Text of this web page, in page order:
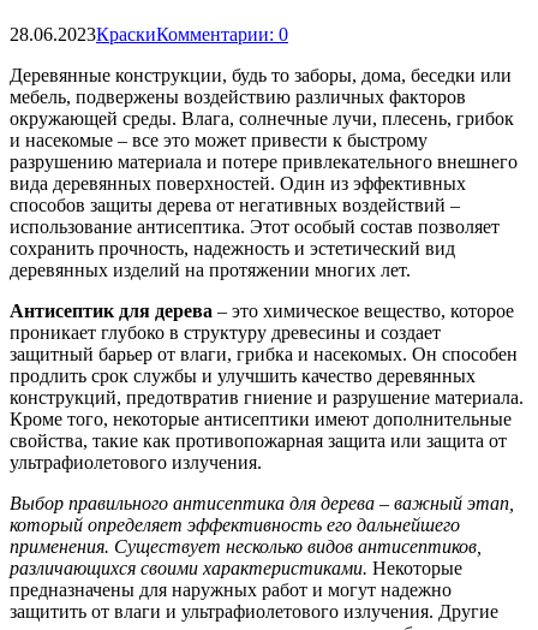
28.06.2023КраскиКомментарии: 0
Деревянные конструкции, будь то заборы, дома, беседки или
мебель, подвержены воздействию различных факторов
окружающей среды. Влага, солнечные лучи, плесень, грибок
и насекомые – все это может привести к быстрому
разрушению материала и потере привлекательного внешнего
вида деревянных поверхностей. Один из эффективных
способов защиты дерева от негативных воздействий –
использование антисептика. Этот особый состав позволяет
сохранить прочность, надежность и эстетический вид
деревянных изделий на протяжении многих лет.
Антисептик для дерева – это химическое вещество, которое
проникает глубоко в структуру древесины и создает
защитный барьер от влаги, грибка и насекомых. Он способен
продлить срок службы и улучшить качество деревянных
конструкций, предотвратив гниение и разрушение материала.
Кроме того, некоторые антисептики имеют дополнительные
свойства, такие как противопожарная защита или защита от
ультрафиолетового излучения.
Выбор правильного антисептика для дерева – важный этап,
который определяет эффективность его дальнейшего
применения. Существует несколько видов антисептиков,
различающихся своими характеристиками. Некоторые
предназначены для наружных работ и могут надежно
защитить от влаги и ультрафиолетового излучения. Другие